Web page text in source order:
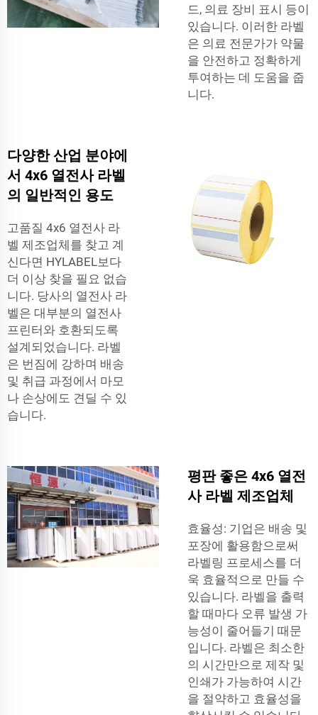
드, 의료 장비 표시 등이
있습니다. 이러한 라벨
은 의료 전문가가 약물
을 안전하고 정확하게
투여하는 데 도움을 줍
니다.
다양한 산업 분야에
서 4x6 열전사 라벨
의 일반적인 용도
고품질 4x6 열전사 라
벨 제조업체를 찾고 계
신다면 HYLABEL보다
더 이상 찾을 필요 없습
니다. 당사의 열전사 라
벨은 대부분의 열전사
프린터와 호환되도록
설계되었습니다. 라벨
은 번짐에 강하며 배송
및 취급 과정에서 마모
나 손상에도 견딜 수 있
습니다.
평판 좋은 4x6 열전
사 라벨 제조업체
효율성: 기업은 배송 및
포장에 활용함으로써
라벨링 프로세스를 더
욱 효율적으로 만들 수
있습니다. 라벨을 출력
할 때마다 오류 발생 가
능성이 줄어들기 때문
입니다. 라벨은 최소한
의 시간만으로 제작 및
인쇄가 가능하여 시간
을 절약하고 효율성을